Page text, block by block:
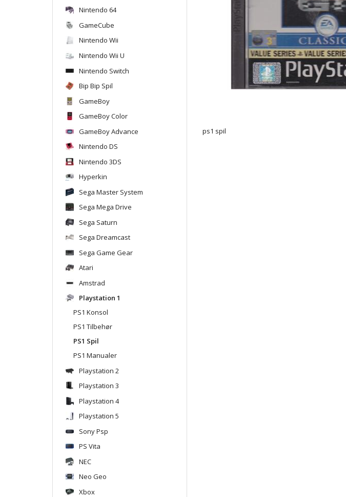
Nintendo 64
GameCube
Nintendo Wii
Nintendo Wii U
Nintendo Switch
Bip Bip Spil
GameBoy
GameBoy Color
GameBoy Advance
Nintendo DS
Nintendo 3DS
Hyperkin
Sega Master System
Sega Mega Drive
Sega Saturn
Sega Dreamcast
Sega Game Gear
Atari
Amstrad
Playstation 1
PS1 Konsol
PS1 Tilbehør
PS1 Spil
PS1 Manualer
Playstation 2
Playstation 3
Playstation 4
Playstation 5
Sony Psp
PS Vita
NEC
Neo Geo
Xbox
ps1 spil